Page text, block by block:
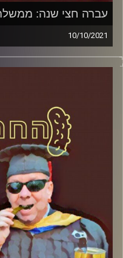
עברה חצי שנה:
10/10/2021
המערכת הפוליטית על ספת
דוד ופרופסור גלעד